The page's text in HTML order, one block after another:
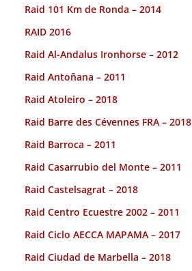
Raid 101 Km de Ronda – 2014
RAID 2016
Raid Al-Andalus Ironhorse – 2012
Raid Antoñana – 2011
Raid Atoleiro – 2018
Raid Barre des Cévennes FRA – 2018
Raid Barroca – 2011
Raid Casarrubio del Monte – 2011
Raid Castelsagrat – 2018
Raid Centro Ecuestre 2002 – 2011
Raid Ciclo AECCA MAPAMA – 2017
Raid Ciudad de Marbella – 2018